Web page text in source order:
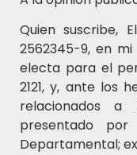
Quien suscribe,
2562345-9, en
electa para el
2121, y, ante los
relacionados a
presentado
Departamental;